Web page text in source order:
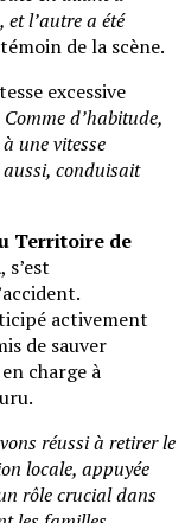
et l’autre a été
de la scène.
excessive
Comme d’habitude,
une vitesse
aussi, conduisait
Territoire de
, s’est
activement
de sauver
charge à
réussi à retirer le
locale, appuyée
rôle crucial dans